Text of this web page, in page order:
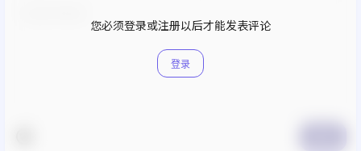
您必须登录或注册以后才能发表评论
登录